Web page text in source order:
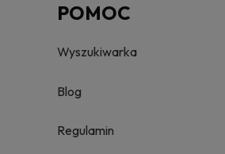
POMOC
Wyszukiwarka
Blog
Regulamin